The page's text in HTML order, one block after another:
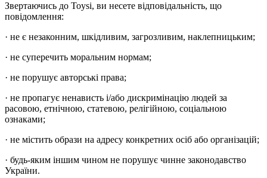
Звертаючись до Toysi, ви несете відповідальність, що
повідомлення:
· не є незаконним, шкідливим, загрозливим, наклепницьким;
· не суперечить моральним нормам;
· не порушує авторські права;
· не пропагує ненависть і/або дискримінацію людей за
расовою, етнічною, статевою, релігійною, соціальною
ознаками;
· не містить образи на адресу конкретних осіб або організацій;
· будь-яким іншим чином не порушує чинне законодавство
України.